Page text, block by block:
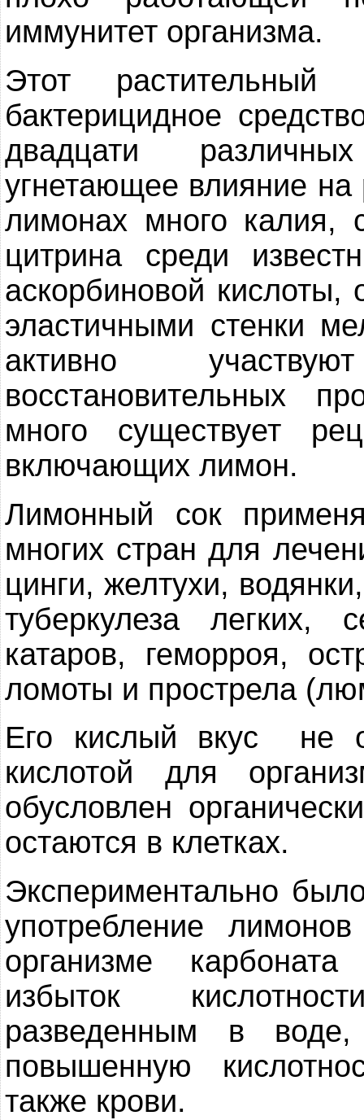
иммунитет организма.
Этот
бактерицидное
двадцати
угнетающее влияние на
лимонах много калия,
цитрина среди
аскорбиновой кислоты,
эластичными стенки
активно
восстановительных
много существует
включающих лимон.
Лимонный сок
многих стран для
цинги, желтухи,
туберкулеза легких,
катаров, геморроя,
ломоты и прострела
Его кислый вкус не
кислотой для
обусловлен
остаются в клетках.
Экспериментально
употребление
организме
избыток
разведенным в воде,
повышенную
также крови.